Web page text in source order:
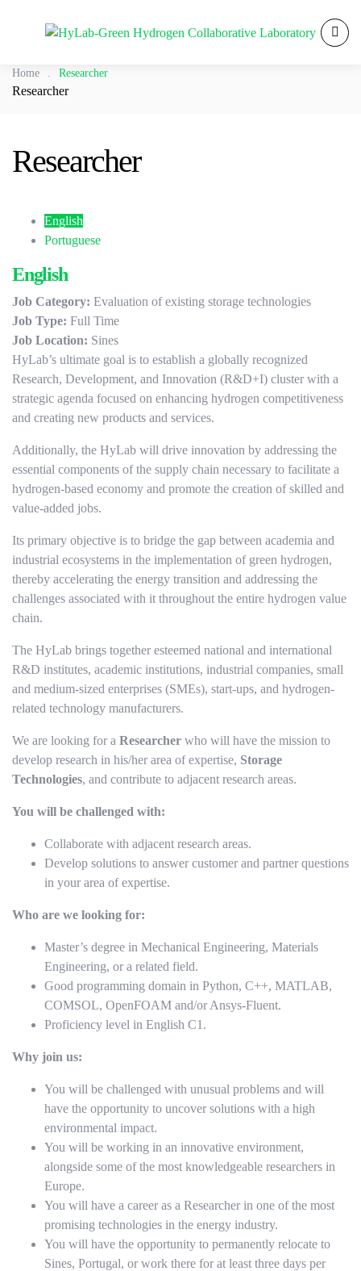
Home . Researcher
Researcher
Researcher
English
Portuguese
English
Job Category: Evaluation of existing storage technologies
Job Type: Full Time
Job Location: Sines
HyLab’s ultimate goal is to establish a globally recognized
Research, Development, and Innovation (R&D+I) cluster with a
strategic agenda focused on enhancing hydrogen competitiveness
and creating new products and services.
Additionally, the HyLab will drive innovation by addressing the
essential components of the supply chain necessary to facilitate a
hydrogen-based economy and promote the creation of skilled and
value-added jobs.
Its primary objective is to bridge the gap between academia and
industrial ecosystems in the implementation of green hydrogen,
thereby accelerating the energy transition and addressing the
challenges associated with it throughout the entire hydrogen value
chain.
The HyLab brings together esteemed national and international
R&D institutes, academic institutions, industrial companies, small
and medium-sized enterprises (SMEs), start-ups, and hydrogen-
related technology manufacturers.
We are looking for a Researcher who will have the mission to
develop research in his/her area of expertise, Storage
Technologies, and contribute to adjacent research areas.
You will be challenged with:
Collaborate with adjacent research areas.
Develop solutions to answer customer and partner questions
in your area of expertise.
Who are we looking for:
Master’s degree in Mechanical Engineering, Materials
Engineering, or a related field.
Good programming domain in Python, C++, MATLAB,
COMSOL, OpenFOAM and/or Ansys-Fluent.
Proficiency level in English C1.
Why join us:
You will be challenged with unusual problems and will
have the opportunity to uncover solutions with a high
environmental impact.
You will be working in an innovative environment,
alongside some of the most knowledgeable researchers in
Europe.
You will have a career as a Researcher in one of the most
promising technologies in the energy industry.
You will have the opportunity to permanently relocate to
Sines, Portugal, or work there for at least three days per